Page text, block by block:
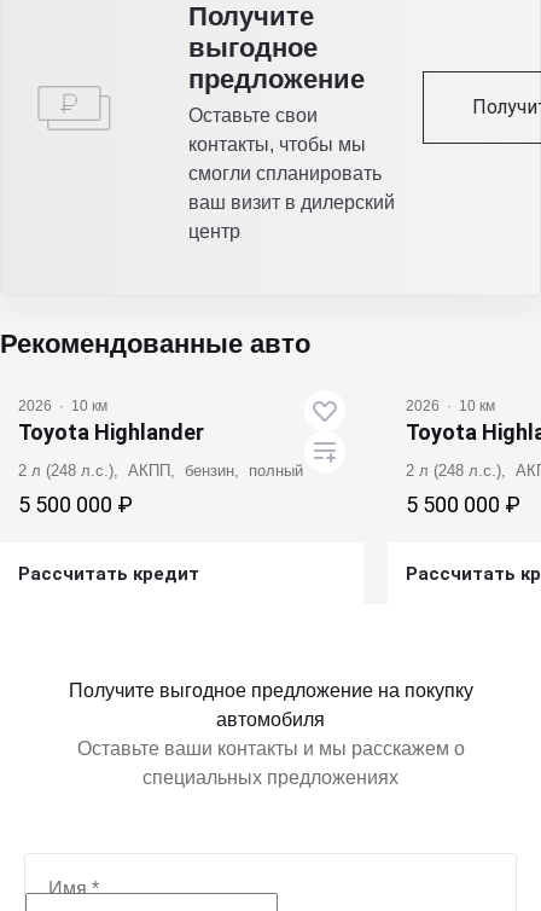
Получитe
выгодное
предложение
Оставьте свои
контакты, чтобы мы
смогли спланировать
ваш визит в дилерский
центр
Рекомендованные авто
2026 · 10 км
Toyota Highlander
2 л (248 л.с.), АКПП, бензин, полный
5 500 000 ₽
Рассчитать кредит
2026 · 10 км
Toyota
2 л (248 л.с.),
5 500 000 ₽
Рассчитать
Получите выгодное предложение на покупку
автомобиля
Оставьте ваши контакты и мы расскажем о
специальных предложениях
Имя*